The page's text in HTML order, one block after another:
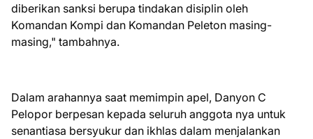
diberikan sanksi berupa tindakan disiplin oleh
Komandan Kompi dan Komandan Peleton masing-
masing," tambahnya.
Dalam arahannya saat memimpin apel, Danyon C
Pelopor berpesan kepada seluruh anggota nya untuk
senantiasa bersyukur dan ikhlas dalam menjalankan